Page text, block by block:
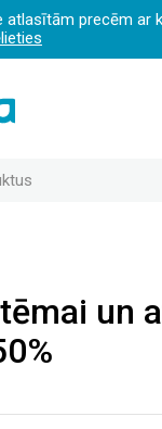
atlasītām precēm ar
un